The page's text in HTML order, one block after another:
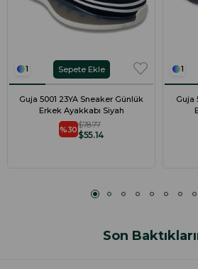
1
Guja 5001 23YA Sneaker Günlük
Erkek Ayakkabı Siyah
%30$55.14
$78.77
Sepete Ekle 1
Guja
Son